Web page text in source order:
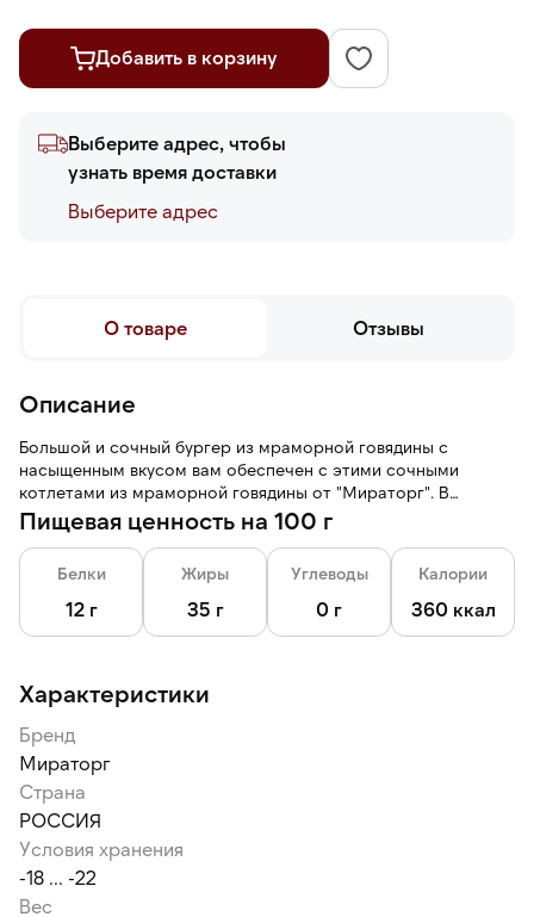
Добавить в корзину
Выберите адрес, чтобы
узнать время доставки
Выберите адреc
О товаре Отзывы
Описание
Большой и сочный бургер из мраморной говядины с
насыщенным вкусом вам обеспечен с этими сочными
котлетами из мраморной говядины от "Мираторг". В
упаковке 5 котлет.
Пищевая ценность на 100 г
Белки
12 г
Жиры
35 г
Углеводы
0 г
Калории
360 ккал
Характеристики
Бренд
Мираторг
Страна
РОССИЯ
Условия хранения
-18 ... -22
Вес